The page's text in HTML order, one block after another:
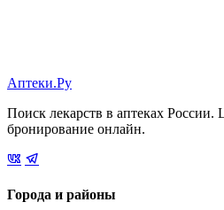
Аптеки.Ру
Поиск лекарств в аптеках
бронирование онлайн.
Города и районы